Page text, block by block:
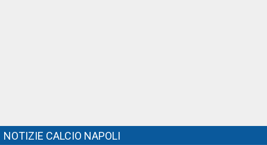
NOTIZIE CALCIO NAPOLI